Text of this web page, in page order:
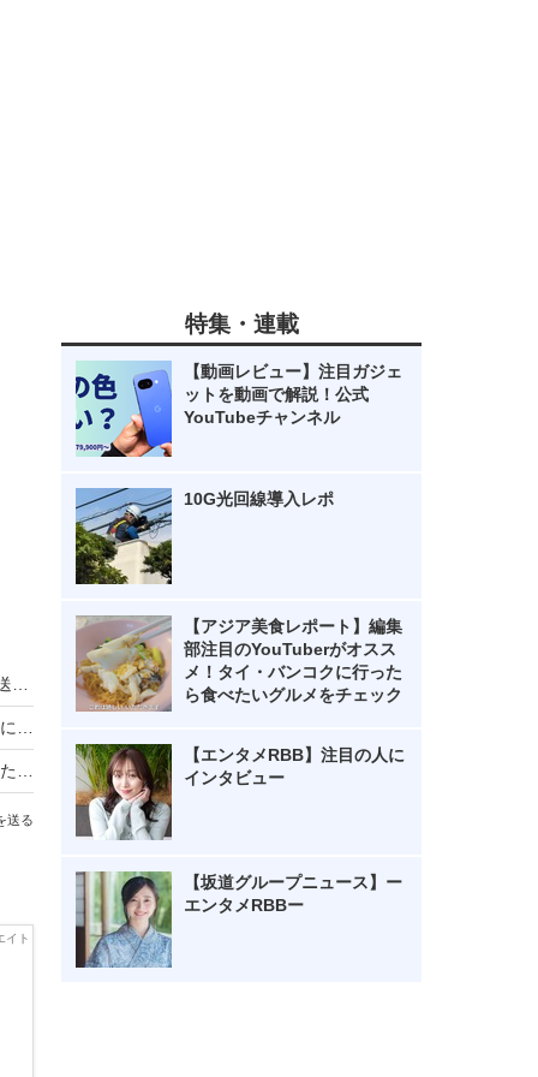
送る
特集・連載
【動画レビュー】注目ガジェ
ットを動画で解説！公式
YouTubeチャンネル
10G光回線導入レポ
【アジア美食レポート】編集
部注目のYouTuberがオスス
メ！タイ・バンコクに行った
ら食べたいグルメをチェック
【エンタメRBB】注目の人に
インタビュー
【坂道グループニュース】ー
エンタメRBBー